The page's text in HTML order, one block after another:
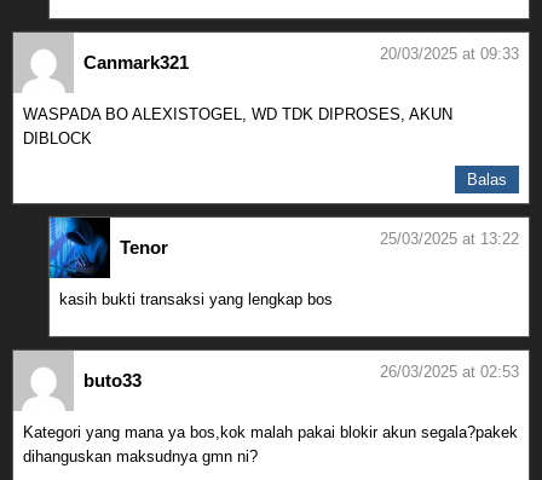
Canmark321 20/03/2025 at 09:33
WASPADA BO ALEXISTOGEL, WD TDK DIPROSES, AKUN
DIBLOCK
Balas
Tenor 25/03/2025 at 13:22
kasih bukti transaksi yang lengkap bos
buto33 26/03/2025 at 02:53
Kategori yang mana ya bos,kok malah pakai blokir akun segala?pakek
dihanguskan maksudnya gmn ni?